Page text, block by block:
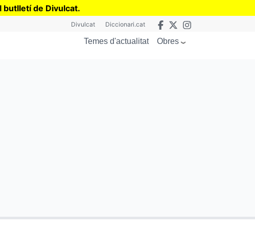
butlletí de Divulcat.
Divulcat Diccionari.cat
Temes d'actualitat Obres